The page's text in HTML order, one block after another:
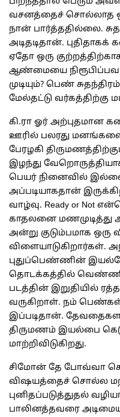
வசனத்தைச் சொல்லாத
நான் பார்த்ததில்லை.
அடிதடிதான்.
ஏதோ ஒரு
ஆண்மையை
முடியும்? பெண்
மேல்தட்டு வர்கத்திற்கு
கி.ரா ஓர் அற்புதமான
ஊரில் பலரது
பேரழகி
இழந்து
பெயர் நினைவில்
அப்படியாகதான்
வாழ்வு. Ready or Not
காதலனை மணமுடித்து
அன்று குடும்பமாக ஒரு
விளையாடுகிறார்கள்.
புதுப்பெண்ணின்
தொடக்கத்தில்
படத்தின் இறுதியில்
வருகிறாள். நம்
இப்படிதான்.
திருமணம் இயல்பை
மாற்றிவிடுகிறது.
சிமோன் தே போவ்வா
விஷயத்தைச் சொல்ல
புனிதப்படுத்துதல்
பாலினத்தவரை